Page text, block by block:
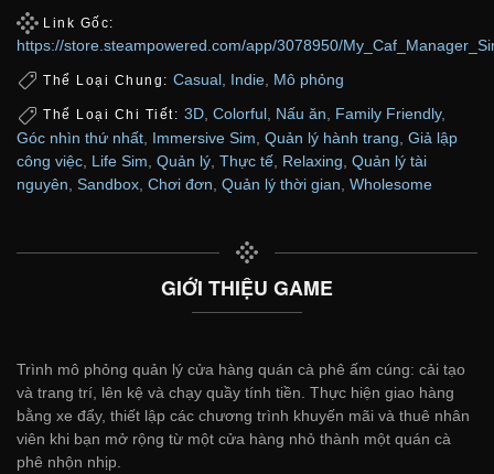
Link Gốc:
https://store.steampowered.com/app/3078950/
Thể Loại Chung: Casual Indie Mô phỏng
Thể Loại Chi Tiết: 3D, Colorful, Nấu ăn, Family Friendly,
Góc nhìn thứ nhất Immersive Sim Quản lý hành trang Giả lập
công việc Life Sim Quản lý Thực tế Relaxing Quản lý tài
nguyên Sandbox Chơi đơn Quản lý thời gian Wholesome
GIỚI THIỆU GAME
Trình mô phỏng quản lý cửa hàng quán cà phê ấm cúng: cải tạo
và trang trí, lên kệ và chạy quầy tính tiền. Thực hiện giao hàng
bằng xe đẩy, thiết lập các chương trình khuyến mãi và thuê nhân
viên khi bạn mở rộng từ một cửa hàng nhỏ thành một quán cà
phê nhộn nhịp.